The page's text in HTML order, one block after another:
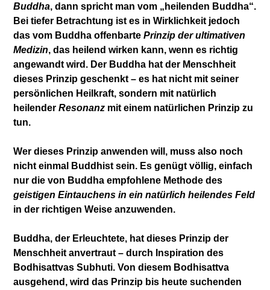
Buddha, dann spricht man vom „heilenden Buddha“.
Bei tiefer Betrachtung ist es in Wirklichkeit jedoch
das vom Buddha offenbartePrinzip der ultimativen
Medizin, das heilend wirken kann, wenn es richtig
angewandt wird. Der Buddha hat der Menschheit
dieses Prinzip geschenkt – es hat nicht mit seiner
persönlichen Heilkraft, sondern mit natürlich
heilenderResonanz mit einem natürlichen Prinzip zu
tun.
Wer dieses Prinzip anwenden will, muss also noch
nicht einmal Buddhist sein. Es genügt völlig, einfach
nur die von Buddha empfohlene Methode des
geistigen Eintauchens in ein natürlich heilendes Feld
in der richtigen Weise anzuwenden.
Buddha, der Erleuchtete, hat dieses Prinzip der
Menschheit anvertraut – durch Inspiration des
Bodhisattvas Subhuti. Von diesem Bodhisattva
ausgehend, wird das Prinzip bis heute suchenden